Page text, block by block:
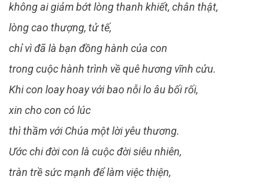
không ai giảm bớt lòng thanh khiết, chân thật,
lòng cao thượng, tử tế,
chỉ vì đã là bạn đồng hành của con
trong cuộc hành trình về quê hương vĩnh cửu.
Khi con loay hoay với bao nỗi lo âu bối rối,
xin cho con có lúc
thì thầm với Chúa một lời yêu thương.
Ước chi đời con là cuộc đời siêu nhiên,
tràn trề sức mạnh để làm việc thiện,